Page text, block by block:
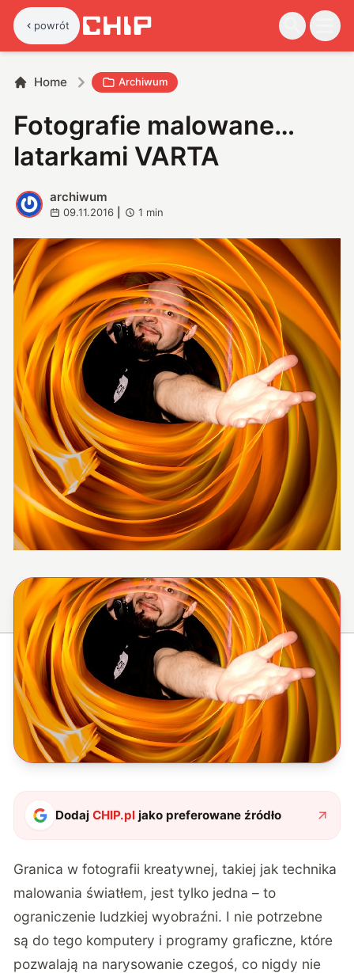
powrót
Home Archiwum
Fotografie malowane…
latarkami VARTA
A
archiwum
09.11.2016 1 min
DodajCHIP.pl jako preferowane źródło
Granica w fotografii kreatywnej, takiej jak technika
malowania światłem, jest tylko jedna – to
ograniczenie ludzkiej wyobraźni. I nie potrzebne
są do tego komputery i programy graficzne, które
pozwalają na narysowanie czegoś, co nigdy nie